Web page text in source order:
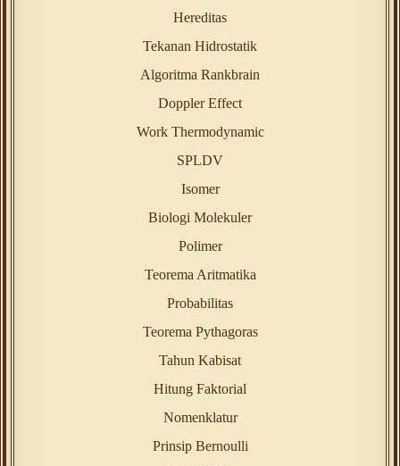
Hereditas
Tekanan Hidrostatik
Algoritma Rankbrain
Doppler Effect
Work Thermodynamic
SPLDV
Isomer
Biologi Molekuler
Polimer
Teorema Aritmatika
Probabilitas
Teorema Pythagoras
Tahun Kabisat
Hitung Faktorial
Nomenklatur
Prinsip Bernoulli